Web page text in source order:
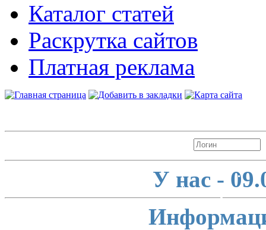
Каталог статей
Раскрутка сайтов
Платная реклама
У нас -